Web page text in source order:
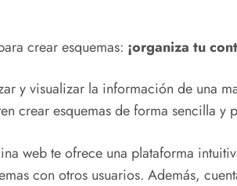
crear esquemas: ¡organiza tu
y visualizar la información de una
crear esquemas de forma sencilla y
web te ofrece una plataforma
con otros usuarios. Además,